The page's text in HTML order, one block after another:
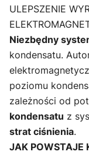
ULEPSZENIE
Niezbędny
kondensatu.
poziomu
zależności od
kondensatu z
strat ciśnienia.
JAK POWSTAJE